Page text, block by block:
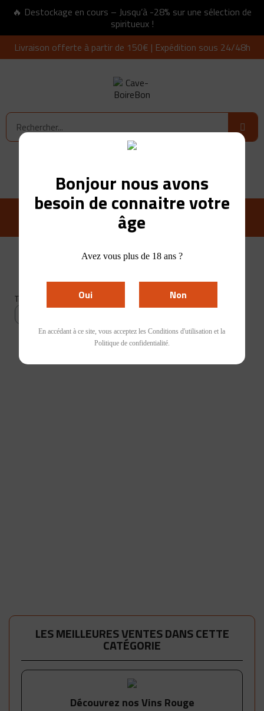
Bonjour nous avons
besoin de connaitre votre
âge
Avez vous plus de 18 ans ?
Oui Non
En accédant à ce site, vous acceptez les Conditions d'utilisation et la
Politique de confidentialité.
🔥 Destockage en cours – Jusqu’à -28% sur une sélection de
spiritueux !
Livraison offerte à partir de 150€ | Expédition sous 24/48h
LES MEILLEURES VENTES DANS CETTE
CATÉGORIE
Découvrez nos Vins Rouge
Trier par :
Filtres